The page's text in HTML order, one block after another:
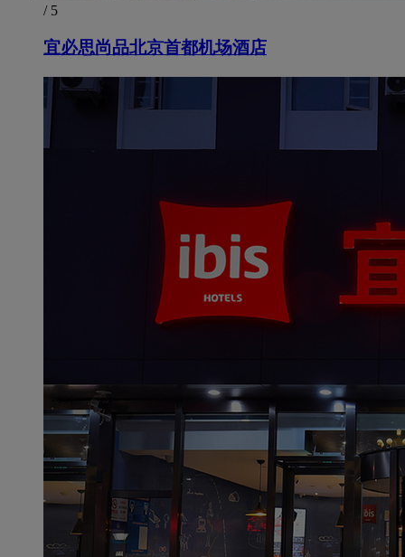
/ 5
宜必思尚品北京首都机场酒店